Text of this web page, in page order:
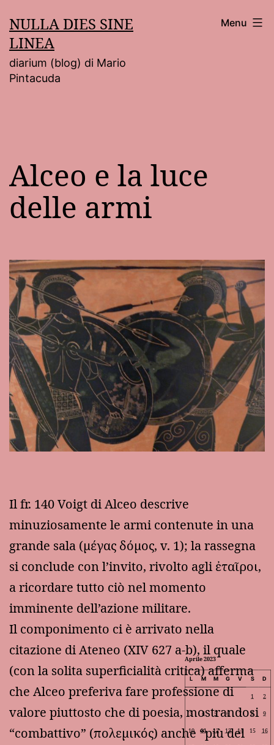
al
contenuto
NULLA DIES SINE
LINEA
diarium (blog) di Mario
Pintacuda
Menu
Alceo e la luce
delle armi
Il fr. 140 Voigt di Alceo descrive
minuziosamente le armi contenute in una
grande sala (μέγας δόμος, v. 1); la rassegna
si conclude con l’invito, rivolto agli ἐταῖροι,
a ricordare tutto ciò nel momento
imminente dell’azione militare.
Il componimento ci è arrivato nella
citazione di Ateneo (XIV 627 a-b), il quale
(con la solita superficialità critica) afferma
che Alceo preferiva fare professione di
valore piuttosto che di poesia, mostrandosi
“combattivo” (πολεμικός) anche “più del
Aprile 2023
L M M G V S D
1 2
3 4 5 6 7 8 9
10 11 12 13 14 15 16